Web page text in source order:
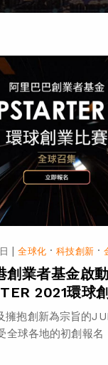
| 全球化·科技創新·
創業者基金啟動
2021環球
擁抱創新為宗旨的
全球各地的初創報名